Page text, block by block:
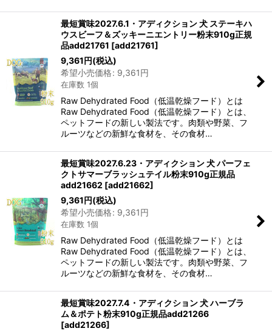
最短賞味2027.6.1・アディクション 犬 ステーキハ
ウスビーフ＆ズッキーニエントリー粉末910g正規
品add21761 [add21761]
9,361円(税込)
希望小売価格: 9,361円
在庫数 1個
Raw Dehydrated Food（低温乾燥フード）とは
Raw Dehydrated Food（低温乾燥フード）とは、
ペットフードの新しい製法です。肉類や野菜、フ
ルーツなどの新鮮な食材を、その食材…
最短賞味2027.6.23・アディクション 犬 パーフェ
クトサマーブラッシュテイル粉末910g正規品
add21662 [add21662]
9,361円(税込)
希望小売価格: 9,361円
在庫数 1個
Raw Dehydrated Food（低温乾燥フード）とは
Raw Dehydrated Food（低温乾燥フード）とは、
ペットフードの新しい製法です。肉類や野菜、フ
ルーツなどの新鮮な食材を、その食材…
最短賞味2027.7.4・アディクション 犬 ハーブラ
ム＆ポテト粉末910g正規品add21266
[add21266]